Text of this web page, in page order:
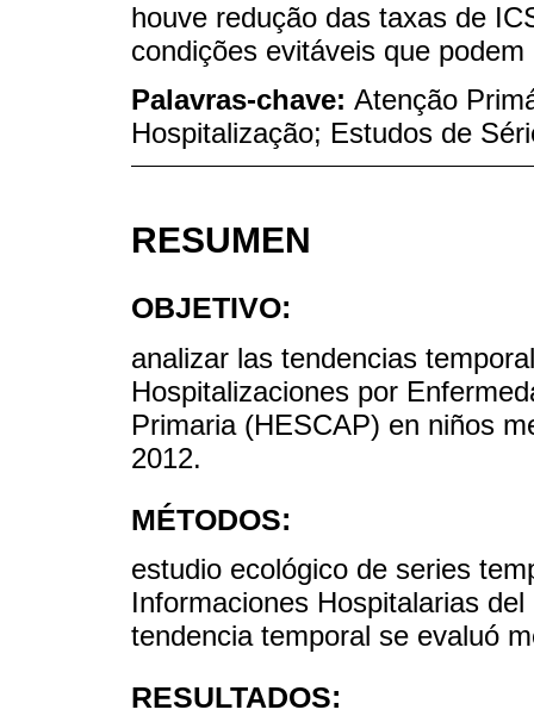
houve redução das taxas de
condições evitáveis que
Palavras-chave: Atenção
Hospitalização; Estudos de
RESUMEN
OBJETIVO:
analizar las tendencias
Hospitalizaciones por
Primaria (HESCAP) en niños
2012.
MÉTODOS:
estudio ecológico de series
Informaciones Hospitalarias
tendencia temporal se evaluó
RESULTADOS: